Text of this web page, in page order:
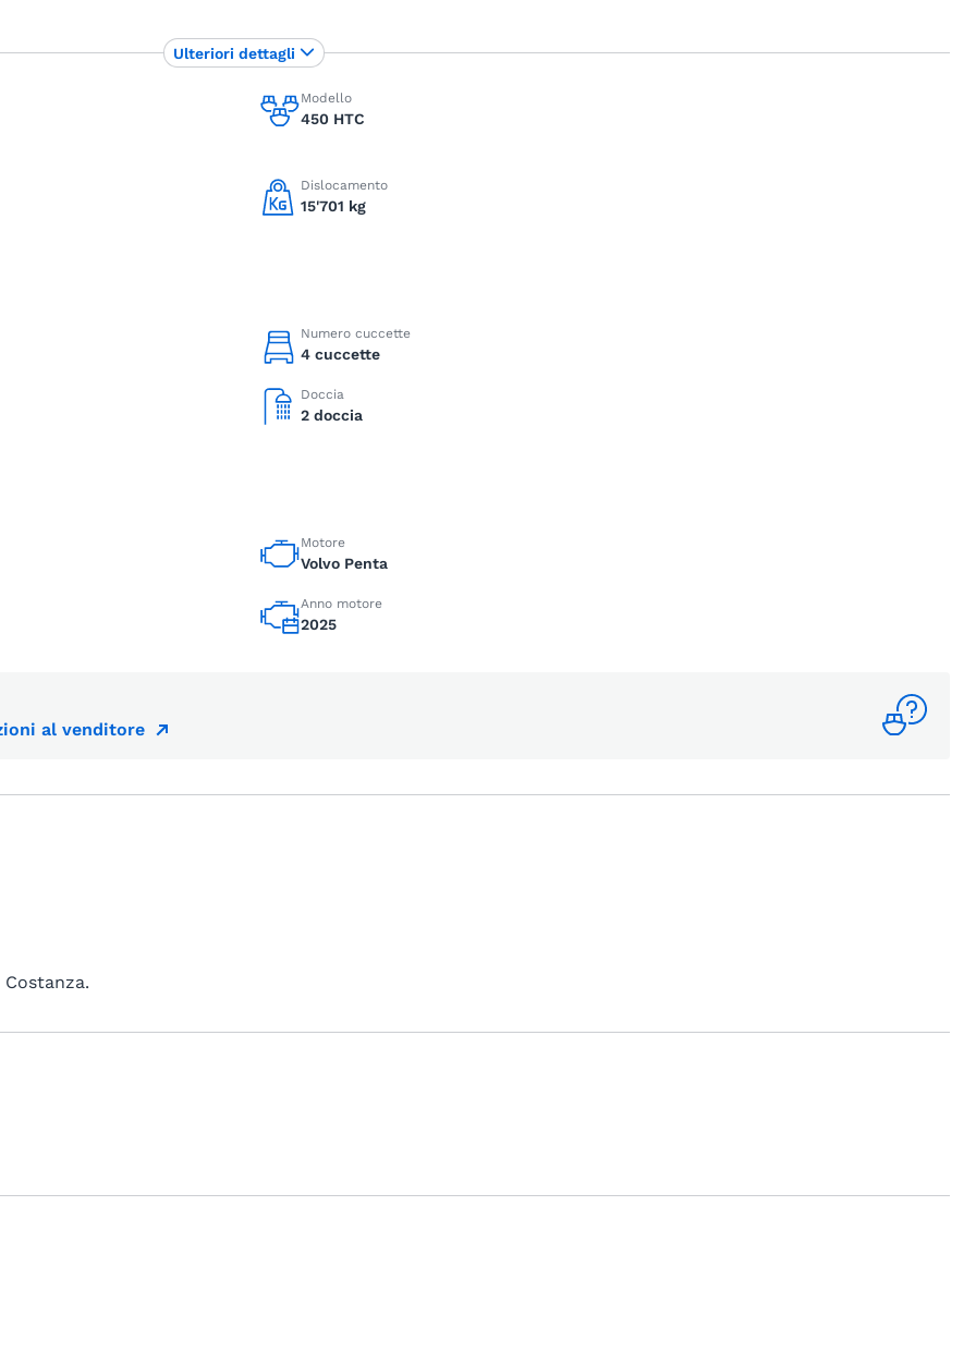
Modello
450 HTC
Dislocamento
15'701 kg
Numero cuccette
4 cuccette
Doccia
2 doccia
Motore
Volvo Penta
Anno motore
2025
al venditore
Ulteriori dettagli